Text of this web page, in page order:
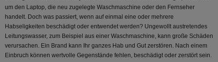
um den Laptop, die neu zugelegte Waschmaschine oder den Fernseher
handelt. Doch was passiert, wenn auf einmal eine oder mehrere
Habseligkeiten beschädigt oder entwendet werden? Ungewollt austretendes
Leitungswasser, zum Beispiel aus einer Waschmaschine, kann große Schäden
verursachen. Ein Brand kann Ihr ganzes Hab und Gut zerstören. Nach einem
Einbruch können wertvolle Gegenstände fehlen, beschädigt oder zerstört sein.